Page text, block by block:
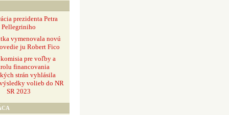
prezidenta Petra
Pellegriniho
vymenovala novú
ju Robert Fico
pre voľby a
financovania
strán vyhlásila
volieb do NR
SR 2023